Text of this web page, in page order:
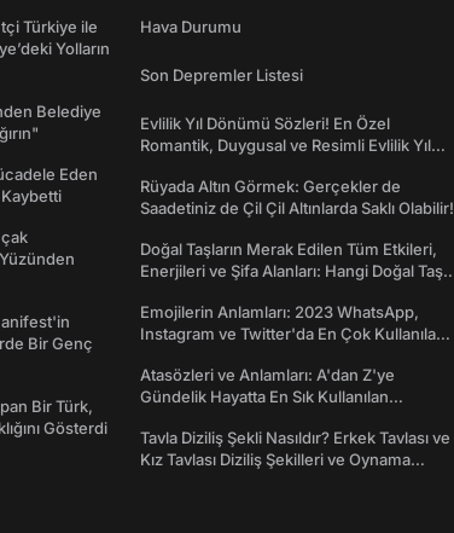
Türkiye ile
Yolların
Belediye
Eden
Kaybetti
Bir Genç
Bir Türk,
Gösterdi
Hava Durumu
Son Depremler Listesi
Evlilik Yıl Dönümü Sözleri! En Özel
Romantik, Duygusal ve Resimli Evlilik Yıl
Rüyada Altın Görmek: Gerçekler de
Saadetiniz de Çil Çil Altınlarda Saklı Olabilir!
Doğal Taşların Merak Edilen Tüm Etkileri,
Enerjileri ve Şifa Alanları: Hangi Doğal Taş
Emojilerin Anlamları: 2023 WhatsApp,
Instagram ve Twitter'da En Çok Kullanılan
Atasözleri ve Anlamları: A'dan Z'ye
Gündelik Hayatta En Sık Kullanılan
Tavla Diziliş Şekli Nasıldır? Erkek Tavlası ve
Kız Tavlası Diziliş Şekilleri ve Oynama